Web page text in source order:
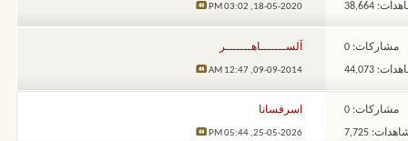
38,664
18-05-2020,
03:02 PM
مشاركات: 0
44,073
آلســـــــاهـــــــر
09-09-2014,
12:47 AM
مشاركات: 0
7,725
اسرفسانا
25-05-2026,
05:44 PM